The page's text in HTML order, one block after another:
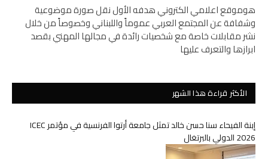
هوموقع اعلامي الكتروني هدفه الأول نقل صورة موضوعية
وشفافة عن المجتمع العربي عموماً واللبناني وخصوصاً من خلال
نشر مقابلات خاصة مع شخصيات رائدة في مجالها المهني بقصد
ابرازها والتعرف عليها
الأكثر قراءة هذا الشهر
إبنة الفيحاء سنا حسن خالد تمثل جامعة أرتوا الفرنسية في مؤتمر ICEC
2026 الدولي بالبرتغال